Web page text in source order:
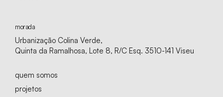
morada
Urbanização Colina Verde,
Quinta da Ramalhosa, Lote 8, R/C Esq. 3510-141 Viseu
quem somos
projetos